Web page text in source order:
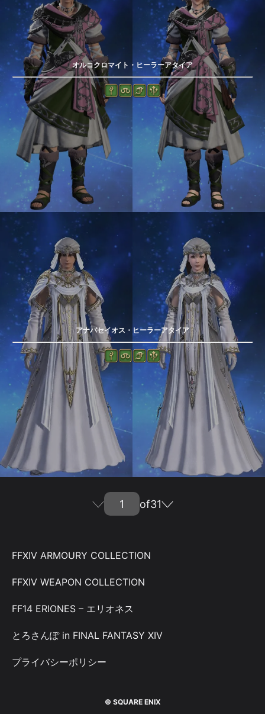
オルコクロマイト・ヒーラーアタイア
アナバセイオス・ヒーラーアタイア
of31
FFXIV ARMOURY COLLECTION
FFXIV WEAPON COLLECTION
FF14 ERIONES – エリオネス
とろさんぽ in FINAL FANTASY XIV
プライバシーポリシー
© SQUARE ENIX